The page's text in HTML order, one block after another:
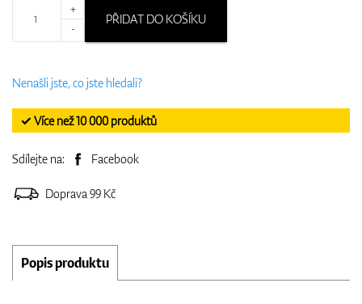
+
-
PŘIDAT DO KOŠÍKU
Nenašli jste, co jste hledali?
✓ Více než 10 000 produktů
Sdílejte na: Facebook
Doprava 99 Kč
Popis produktu